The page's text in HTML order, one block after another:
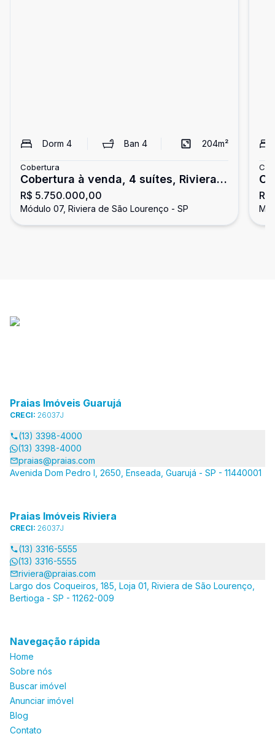
Dorm 4 Ban 4 204m²
Cobertura
Cobertura à venda, 4 suítes, Riviera
de São Lourenço
R$ 5.750.000,00
Módulo 07, Riviera de São Lourenço - SP
Praias Imóveis Guarujá
CRECI: 26037J
(13) 3398-4000
(13) 3398-4000
praias@praias.com
Avenida Dom Pedro I, 2650, Enseada, Guarujá - SP - 11440001
Praias Imóveis Riviera
CRECI: 26037J
(13) 3316-5555
(13) 3316-5555
riviera@praias.com
Largo dos Coqueiros, 185, Loja 01, Riviera de São Lourenço,
Bertioga - SP - 11262-009
Navegação rápida
Home
Sobre nós
Buscar imóvel
Anunciar imóvel
Blog
Contato